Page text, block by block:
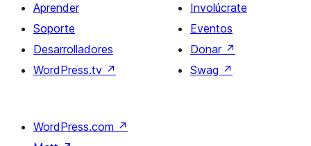
Aprender
Soporte
Desarrolladores
WordPress.tv ↗
Involúcrate
Eventos
Donar ↗
Swag ↗
WordPress.com ↗